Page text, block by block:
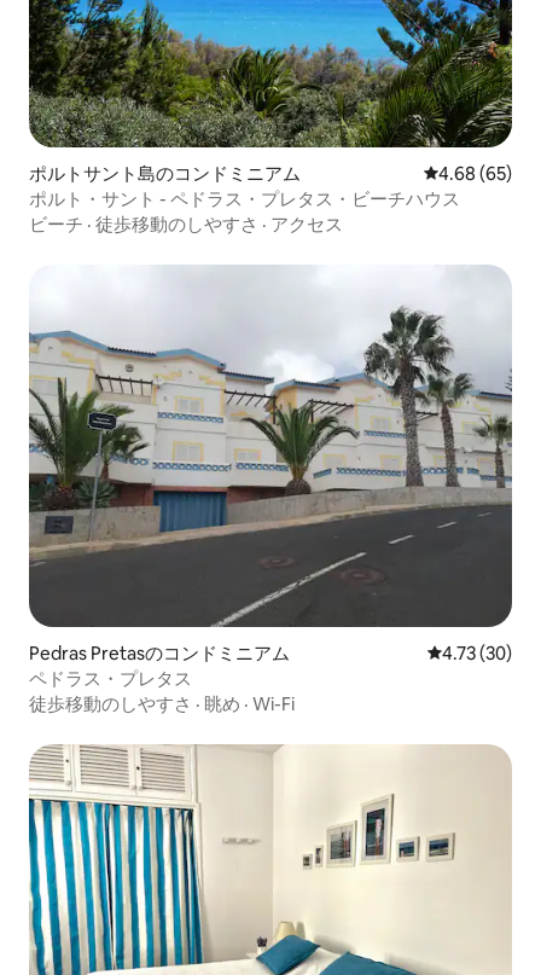
ポルトサント島のコンドミニアム レビュー65
4.68 (65)
ポルト・サント - ペドラス・プレタス・ビーチハウス
ビーチ · 徒歩移動のしやすさ · アクセス
Pedras Pretasのコンドミニアム レビュー30
4.73 (30)
ペドラス・プレタス
徒歩移動のしやすさ · 眺め · Wi-Fi